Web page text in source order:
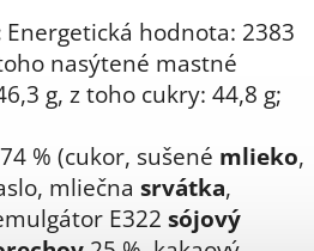
Energetická hodnota: 2383
nasýtené mastné
g, z toho cukry: 44,8 g;
% (cukor, sušené mlieko,
mliečna srvátka,
E322 sójový